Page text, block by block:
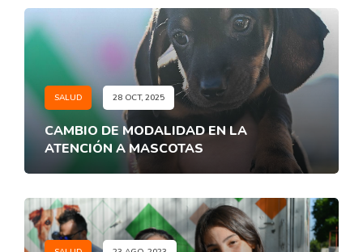
SALUD 28 OCT, 2025
CAMBIO DE MODALIDAD EN LA
ATENCIÓN A MASCOTAS